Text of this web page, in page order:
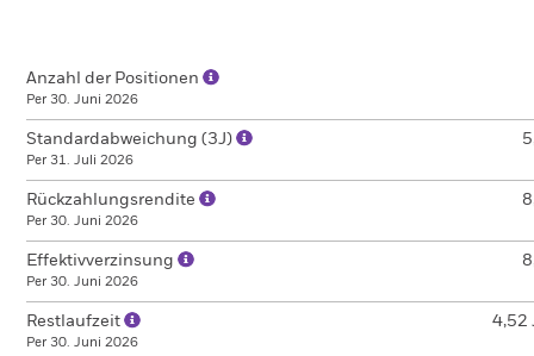
Anzahl der Positionen
Per 30. Juni 2026
Standardabweichung (3J)
Per 31. Juli 2026
Rückzahlungsrendite
Per 30. Juni 2026
Effektivverzinsung
Per 30. Juni 2026
Restlaufzeit
Per 30. Juni 2026
4,52